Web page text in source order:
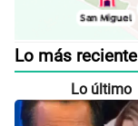
Lo más reciente
Lo último